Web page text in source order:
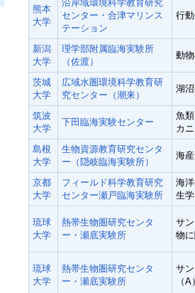
熊本
大学
沿岸域環境科学教育研究
センター・合津マリンス
テーション
行
新潟
大学
理学部附属臨海実験所
（佐渡）
動
茨城
大学
広域水圏環境科学教育研
究センター（潮来）
湖
筑波
大学
下田臨海実験センター
魚
カ
島根
大学
生物資源教育研究センタ
ー（隠岐臨海実験所）
海
京都
大学
フィールド科学教育研究
センター瀬戸臨海実験所
海
生学
琉球
大学
熱帯生物圏研究センタ
ー・瀬底実験所
サ
物
琉球
大学
熱帯生物圏研究センタ
ー・瀬底実験所
サ
（A